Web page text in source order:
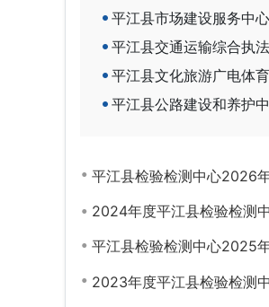
平江县市场建设服务中心
平江县交通运输综合执
平江县文化旅游广电体
平江县公路建设和养护
平江县检验检测中心2026
2024年度平江县检验检测
平江县检验检测中心2025
2023年度平江县检验检测